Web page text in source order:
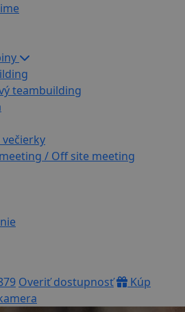
teambuilding
/ Off site meeting
Overiť dostupnosť
Kúp